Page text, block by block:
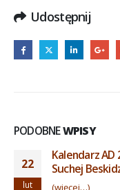
Udostępnij
PODOBNEWPISY
22
lut
Kalendarz
Suchej